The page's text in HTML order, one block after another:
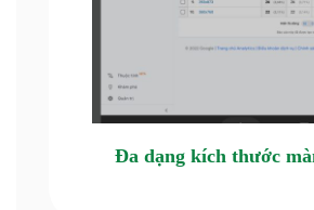
Đa dạng kích thước